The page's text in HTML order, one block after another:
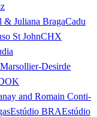
& Juliana BragaCadu
St JohnCHX
Desirde
and Romain Conti-
Estúdio BRAEstúdio